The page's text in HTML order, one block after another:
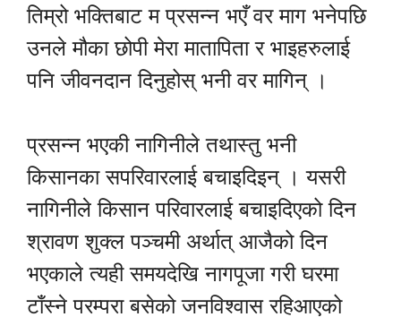
तिम्रो भक्तिबाट म प्रसन्न भएँ वर माग भनेपछि
उनले मौका छोपी मेरा मातापिता र भाइहरुलाई
पनि जीवनदान दिनुहोस् भनी वर मागिन् ।
प्रसन्न भएकी नागिनीले तथास्तु भनी
किसानका सपरिवारलाई बचाइदिइन् । यसरी
नागिनीले किसान परिवारलाई बचाइदिएको दिन
श्रावण शुक्ल पञ्चमी अर्थात् आजैको दिन
भएकाले त्यही समयदेखि नागपूजा गरी घरमा
टाँस्ने परम्परा बसेको जनविश्वास रहिआएको